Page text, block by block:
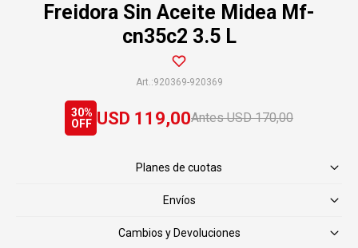
Freidora Sin Aceite Midea Mf-
cn35c2 3.5 L
920369-920369
USD 119,00 USD 170,00
30
Planes de cuotas
Envíos
Cambios y Devoluciones